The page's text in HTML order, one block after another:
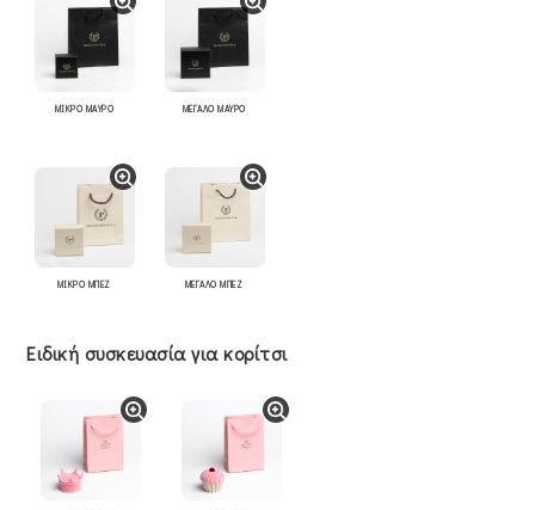
ΜΙΚΡΟ ΜΑΥΡΟ ΜΕΓΑΛΟ ΜΑΥΡΟ
ΜΙΚΡΟ ΜΠΕΖ ΜΕΓΑΛΟ ΜΠΕΖ
Ειδική συσκευασία για κορίτσι